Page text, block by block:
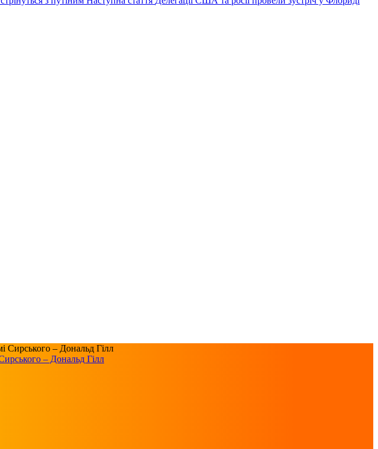
– Дональд Гілл